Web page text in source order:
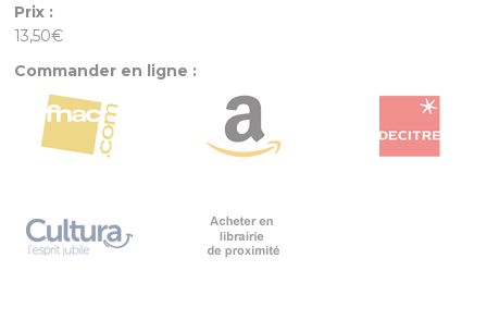
Prix :
13,50€
Commander en ligne :